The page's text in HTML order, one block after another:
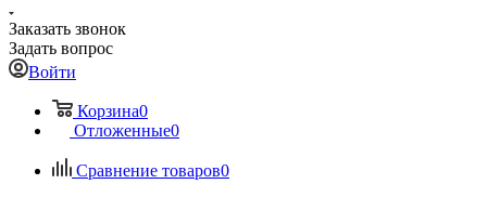
Заказать звонок
Задать вопрос
Войти
Корзина0
Отложенные0
Сравнение товаров0